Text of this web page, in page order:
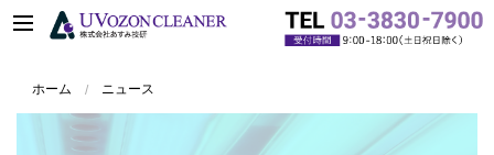
ホーム ニュース